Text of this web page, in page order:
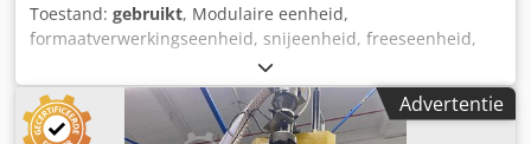
Toestand: gebruikt, Modulaire eenheid,
formaatverwerkingseenheid, snijeenheid, freeseenheid,
profielfreeseenheid, voegfreeseenheid, trimeenheid,
dubbelkante profiler, kantbewerkingsmachine, scoremotor,
hakselmotor, freesmotor voor kantbewerkingsmachine,
profielhouder kantbewerkingsmachine -Fabrikant: Homag,
Advertentie